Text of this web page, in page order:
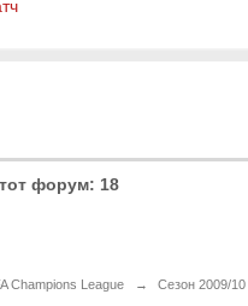
форум: 18
Champions League → Сезон 2009/10